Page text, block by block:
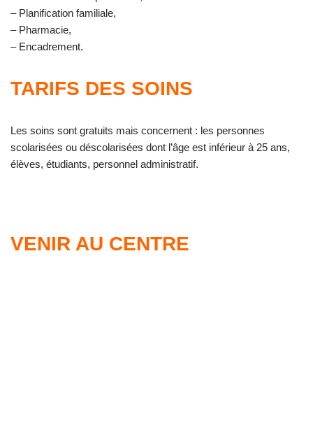
– Planification familiale,
– Pharmacie,
– Encadrement.
TARIFS DES SOINS
Les soins sont gratuits mais concernent : les personnes
scolarisées ou déscolarisées dont l’âge est inférieur à 25 ans,
élèves, étudiants, personnel administratif.
VENIR AU CENTRE